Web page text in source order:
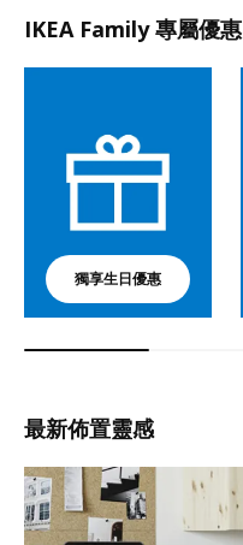
IKEA Family 專屬優惠
獨享生日優惠
最新佈置靈感